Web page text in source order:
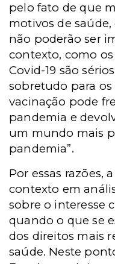
pelo fato de que
motivos de
não poderão ser
contexto, como
Covid-19 são
sobretudo para os
vacinação pode
pandemia e
um mundo mais
pandemia”.
Por essas razões,
contexto em
sobre o interesse
quando o que se
dos direitos mais
saúde. Neste